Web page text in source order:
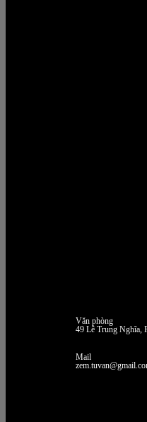
Văn phòng
49 Lê Trung Nghĩa,
Mail